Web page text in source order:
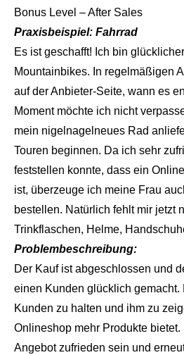
Bonus Level – After Sales
Praxisbeispiel: Fahrrad
Es ist geschafft! Ich bin
Mountainbikes. In regelmäßigen
auf der Anbieter-Seite, wann es
Moment möchte ich nicht
mein nigelnagelneues Rad
Touren beginnen. Da ich sehr
feststellen konnte, dass ein
ist, überzeuge ich meine Frau
bestellen. Natürlich fehlt mir jetzt
Trinkflaschen, Helme,
Problembeschreibung:
Der Kauf ist abgeschlossen und
einen Kunden glücklich gemacht.
Kunden zu halten und ihm zu
Onlineshop mehr Produkte bietet.
Angebot zufrieden sein und